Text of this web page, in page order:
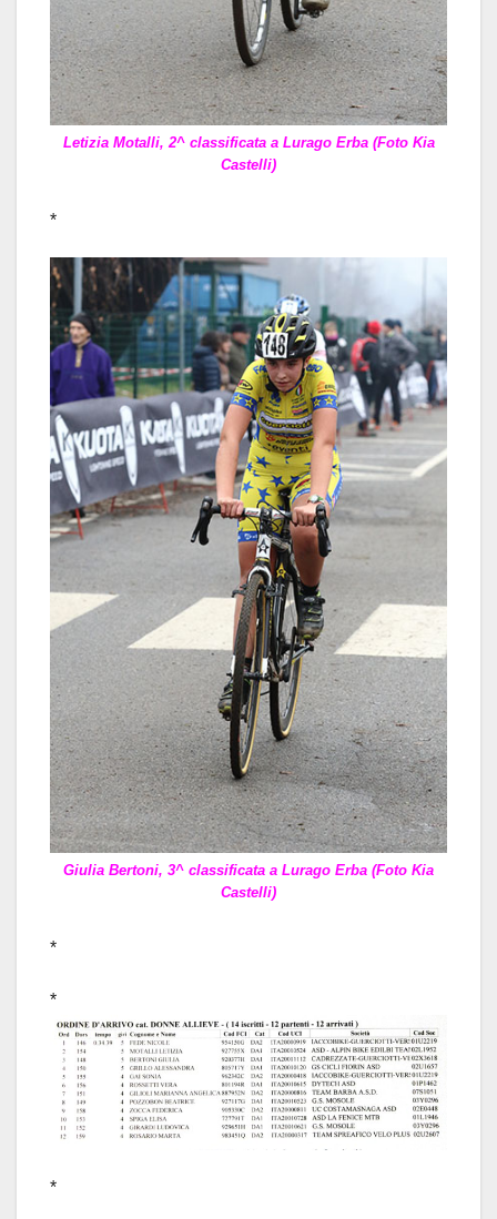
Letizia Motalli, 2^ classificata a Lurago Erba (Foto Kia
Castelli)
*
Giulia Bertoni, 3^ classificata a Lurago Erba (Foto Kia
Castelli)
*
*
*